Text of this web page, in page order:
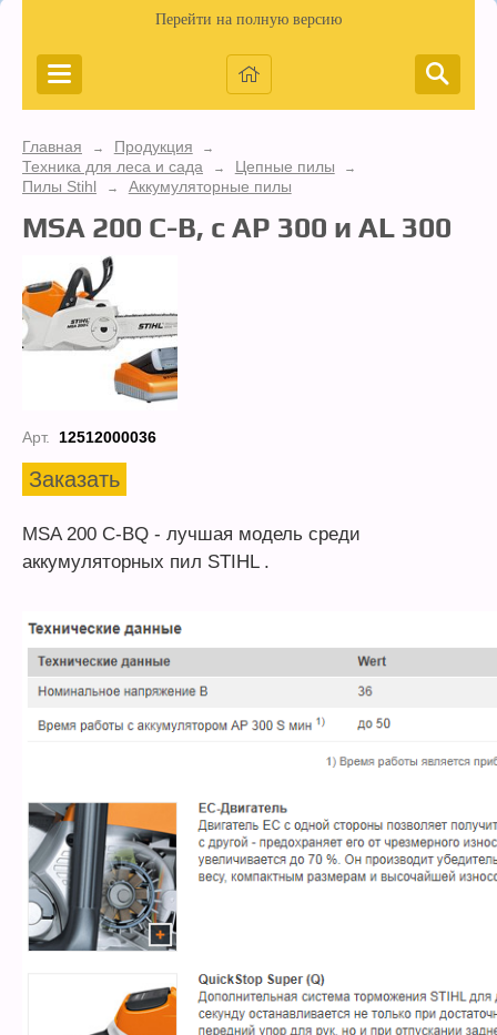
Перейти на полную версию
Главная → Продукция →
Техника для леса и сада → Цепные пилы →
Пилы Stihl → Аккумуляторные пилы
MSA 200 C-B, с AP 300 и AL 300
Арт. 12512000036
Заказать
MSA 200 C-BQ - лучшая модель среди
аккумуляторных пил STIHL .